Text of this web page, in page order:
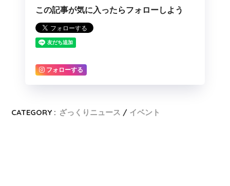
この記事が気に入ったらフォローしよう
フォローする
CATEGORY : ざっくりニュース イベント